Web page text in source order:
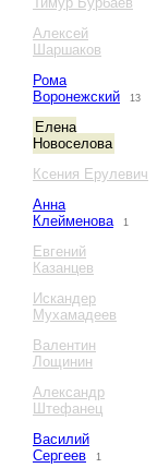
Алексей
Шаршаков
Рома
Воронежский
13
Елена
Новоселова
Ксения Ерулевич
Анна
Клейменова
1
Евгений
Казанцев
Искандер
Мухамадеев
Валентин
Лощинин
Александр
Штефанец
Василий
Сергеев
1